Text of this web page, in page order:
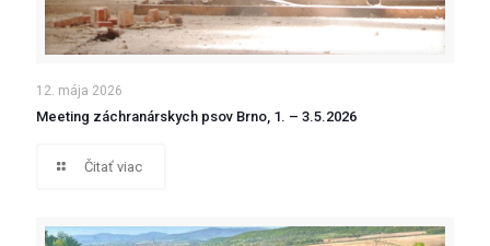
12. mája 2026
Meeting záchranárskych psov Brno, 1. – 3.5.2026
Čitať viac